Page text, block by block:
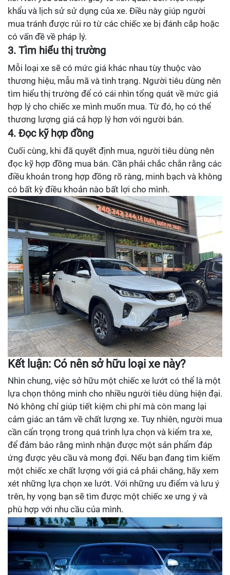
khẩu và lịch sử sử dụng của xe. Điều này giúp người
mua tránh được rủi ro từ các chiếc xe bị đánh cắp hoặc
có vấn đề về pháp lý.
3. Tìm hiểu thị trường
Mỗi loại xe sẽ có mức giá khác nhau tùy thuộc vào
thương hiệu, mẫu mã và tình trạng. Người tiêu dùng nên
tìm hiểu thị trường để có cái nhìn tổng quát về mức giá
hợp lý cho chiếc xe mình muốn mua. Từ đó, họ có thể
thương lượng giá cả hợp lý hơn với người bán.
4. Đọc kỹ hợp đồng
Cuối cùng, khi đã quyết định mua, người tiêu dùng nên
đọc kỹ hợp đồng mua bán. Cần phải chắc chắn rằng các
điều khoản trong hợp đồng rõ ràng, minh bạch và không
có bất kỳ điều khoản nào bất lợi cho mình.
Kết luận: Có nên sở hữu loại xe này?
Nhìn chung, việc sở hữu một chiếc xe lướt có thể là một
lựa chọn thông minh cho nhiều người tiêu dùng hiện đại.
Nó không chỉ giúp tiết kiệm chi phí mà còn mang lại
cảm giác an tâm về chất lượng xe. Tuy nhiên, người mua
cần cẩn trọng trong quá trình lựa chọn và kiểm tra xe,
để đảm bảo rằng mình nhận được một sản phẩm đáp
ứng được yêu cầu và mong đợi. Nếu bạn đang tìm kiếm
một chiếc xe chất lượng với giá cả phải chăng, hãy xem
xét những lựa chọn xe lướt. Với những ưu điểm và lưu ý
trên, hy vọng bạn sẽ tìm được một chiếc xe ưng ý và
phù hợp với nhu cầu của mình.